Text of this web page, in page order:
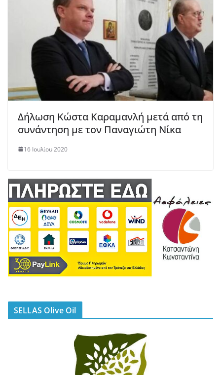
Δήλωση Κώστα Καραμανλή μετά από τη
συνάντηση με τον Παναγιώτη Νίκα
16 Ιουλίου 2020
SELLAS Olive Oil